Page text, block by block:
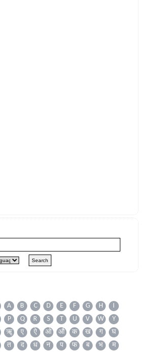
A B C D E F G H
I
P Q R S T U V W
Y
ॠ ए ऐ ओ औ क ख ग
घ
त द ध न प फ ब भ
म